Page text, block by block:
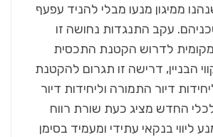
ממיגון מנעו מבלי להניד עפעף
עקב התנגדות נחושה זו
לדרוש הקטנת התכסית
הבניין, דרישה זו תגרום להקטנת
דיור התמורה וליחידות דיור
החדש מציג כעת שורת רווח
בנקאי עתידי ומעמיד בסימן